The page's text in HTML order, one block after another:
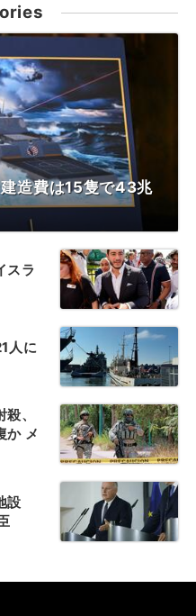
建造費は15隻で43兆
スラ
人に
、
か メ
設